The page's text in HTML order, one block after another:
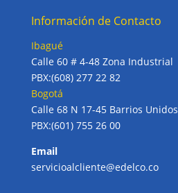
Información de Contacto
Ibagué
Calle 60 # 4-48 Zona Industrial
PBX:(608) 277 22 82
Bogotá
Calle 68 N 17-45 Barrios Unidos
PBX:(601) 755 26 00
Email
servicioalcliente@edelco.co